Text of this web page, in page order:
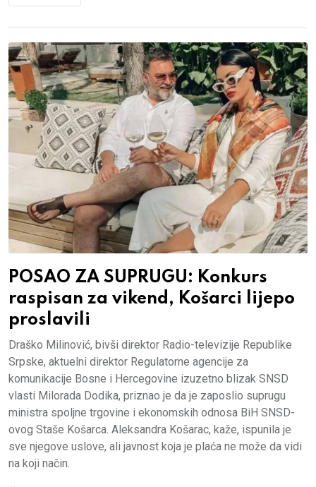
POSAO ZA SUPRUGU: Konkurs
raspisan za vikend, Košarci lijepo
proslavili
Draško Milinović, bivši direktor Radio-televizije Republike
Srpske, aktuelni direktor Regulatorne agencije za
komunikacije Bosne i Hercegovine izuzetno blizak SNSD
vlasti Milorada Dodika, priznao je da je zaposlio suprugu
ministra spoljne trgovine i ekonomskih odnosa BiH SNSD-
ovog Staše Košarca. Aleksandra Košarac, kaže, ispunila je
sve njegove uslove, ali javnost koja je plaća ne može da vidi
na koji način.